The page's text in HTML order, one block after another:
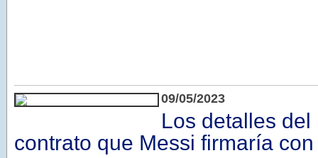
09/05/2023
Los detalles del
contrato que Messi firmaría